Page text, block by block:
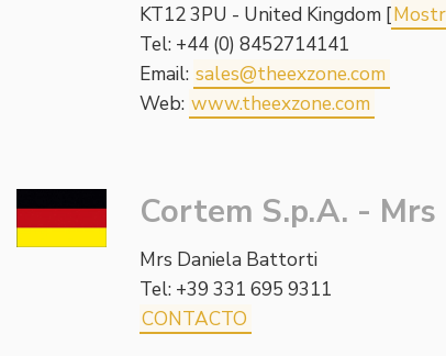
KT12 3PU - United Kingdom [
Tel: +44 (0) 8452714141
Email: sales@theexzone.com
Web: www.theexzone.com
Cortem S.p.A. -
Mrs Daniela Battorti
Tel: +39 331 695 9311
CONTACTO